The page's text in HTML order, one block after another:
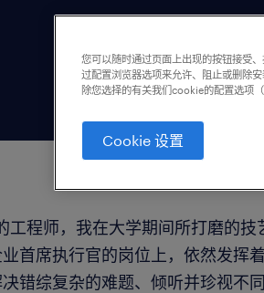
工程师，我在大学期间所打磨的技
首席执行官的岗位上，依然发挥
错综复杂的难题、倾听并珍视不
您可以随时通过页面上出现的按钮接受
过配置浏览器选项来允许、阻止或删除
除您选择的有关我们cookie的配置选项
Cookie 设置